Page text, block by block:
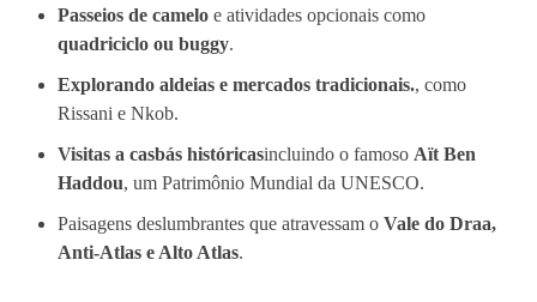
Passeios de camelo e atividades opcionais como
quadriciclo ou buggy.
Explorando aldeias e mercados tradicionais., como
Rissani e Nkob.
Visitas a casbás históricasincluindo o famoso Aït Ben
Haddou, um Patrimônio Mundial da UNESCO.
Paisagens deslumbrantes que atravessam o Vale do Draa,
Anti-Atlas e Alto Atlas.